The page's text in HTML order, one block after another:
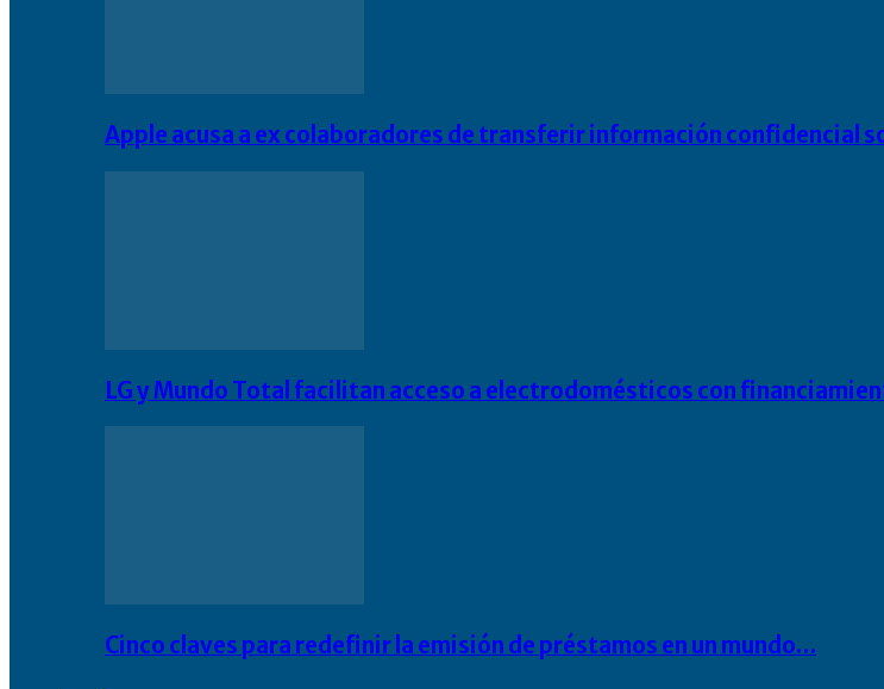
Apple acusa a ex colaboradores de transferir información confidencial
LG y Mundo Total facilitan acceso a electrodomésticos con
Cinco claves para redefinir la emisión de préstamos en un mundo…